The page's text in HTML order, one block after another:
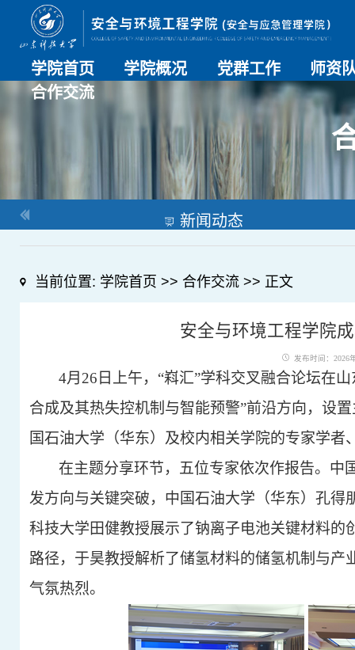
学院首页 学院概况 党群工作 师资
师资总
导师名
教师简
合作交流
新闻动态
当前位置: 学院首页 >> 合作交流>> 正文
安全与环境工程学院
发布时间：2026
4月26日上午，“嵙汇”学科交叉融合论坛在
合成及其热失控机制与智能预警”前沿方向，设
国石油大学（华东）及校内相关学院的专家学者
在主题分享环节，五位专家依次作报告。中
发方向与关键突破，中国石油大学（华东）孔
科技大学田健教授展示了钠离子电池关键材料
路径，于昊教授解析了储氢材料的储氢机制与
气氛热烈。